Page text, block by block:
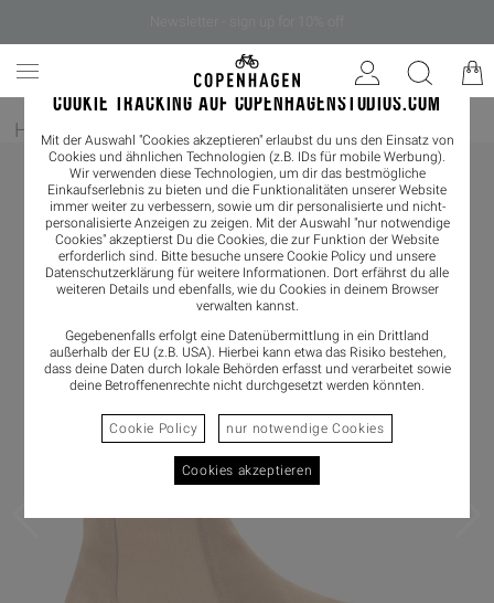
COOKIE TRACKING AUF COPENHAGENSTUDIOS.COM
Mit der Auswahl "Cookies akzeptieren" erlaubst du uns den Einsatz von
Cookies und ähnlichen Technologien (z.B. IDs für mobile Werbung).
Wir verwenden diese Technologien, um dir das bestmögliche
Einkaufserlebnis zu bieten und die Funktionalitäten unserer Website
immer weiter zu verbessern, sowie um dir personalisierte und nicht-
personalisierte Anzeigen zu zeigen. Mit der Auswahl "nur notwendige
Cookies" akzeptierst Du die Cookies, die zur Funktion der Website
erforderlich sind. Bitte besuche unsere Cookie Policy und unsere
Datenschutzerklärung für weitere Informationen. Dort erfährst du alle
weiteren Details und ebenfalls, wie du Cookies in deinem Browser
verwalten kannst.
Gegebenenfalls erfolgt eine Datenübermittlung in ein Drittland
außerhalb der EU (z.B. USA). Hierbei kann etwa das Risiko bestehen,
dass deine Daten durch lokale Behörden erfasst und verarbeitet sowie
deine Betroffenenrechte nicht durchgesetzt werden könnten.
Cookie Policy nur notwendige Cookies
Cookies akzeptieren
Home / Damen/ Boots Chelseaboot